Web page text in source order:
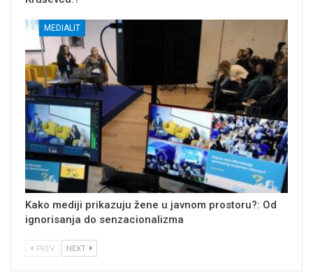
MEDIALIT
Kako mediji prikazuju žene u javnom prostoru?: Od
ignorisanja do senzacionalizma
PREV NEXT